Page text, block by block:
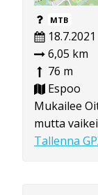
MTB
18.7.2021
6,05 km
76 m
Espoo
Mukailee
mutta
Tallenna